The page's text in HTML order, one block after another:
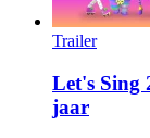
Trailer
Let's Sing
jaar